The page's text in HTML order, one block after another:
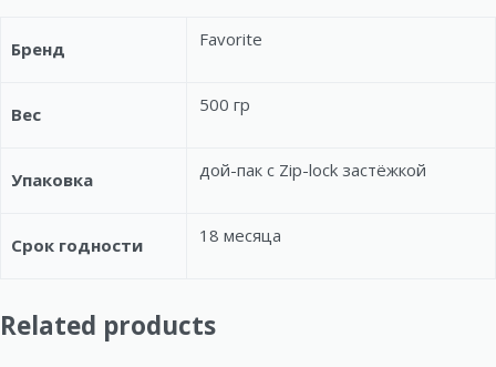
Бренд Favorite
Вес 500 гр
Упаковка дой-пак с Zip-lock застёжкой
Срок годности 18 месяца
Related products